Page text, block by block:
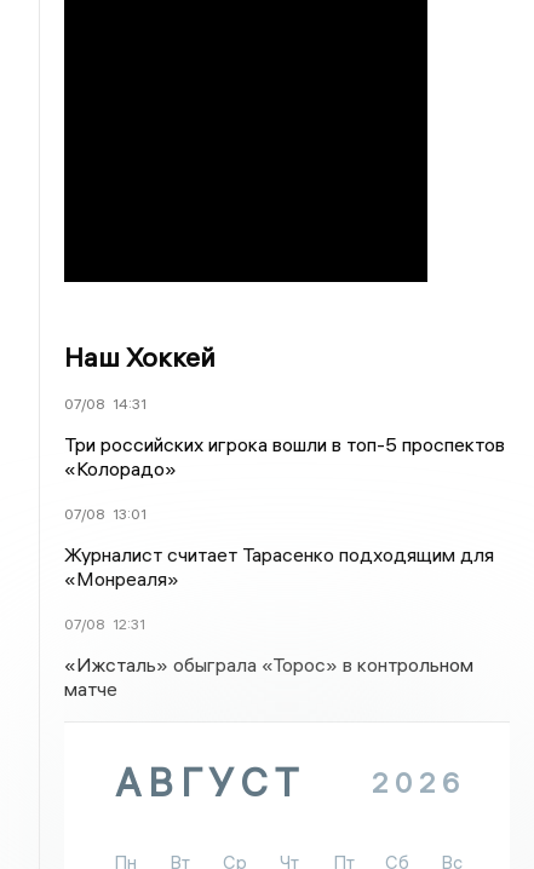
Наш Хоккей
07/08 14:31
Три российских игрока вошли в топ-5 проспектов
«Колорадо»
07/08 13:01
Журналист считает Тарасенко подходящим для
«Монреаля»
07/08 12:31
«Ижсталь» обыграла «Торос» в контрольном
матче
АВГУСТ 2026
Пн Вт Ср Чт Пт Сб
Вс